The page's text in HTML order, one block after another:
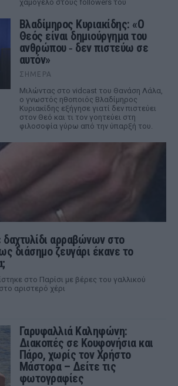
χαμόγελο στους followers του
Βλαδίμηρος Κυριακίδης: «Ο
Θεός είναι δημιούργημα του
ανθρώπου ‑ δεν πιστεύω σε
αυτόν»
ΣΉΜΕΡΑ
Μιλώντας στο vidcast του Θανάση Λάλα,
ο γνωστός ηθοποιός Βλαδίμηρος
Κυριακίδης εξήγησε γιατί δεν πιστεύει
στον Θεό και τι τον γοητεύει στη
φιλοσοφία γύρω από την ύπαρξή του.
δαχτυλίδι αρραβώνων στο
διάσημο ζευγάρι έκανε το
στο Παρίσι με βέρες του γαλλικού
αριστερό χέρι
Γαρυφαλλιά Καληφώνη:
Διακοπές σε Κουφονήσια και
Πάρο, χωρίς τον Χρήστο
Μάστορα – Δείτε τις
φωτογραφίες